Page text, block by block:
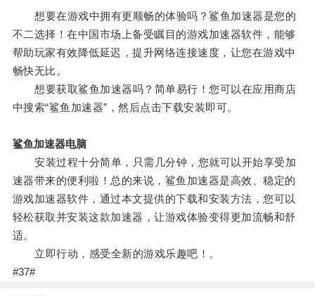
想要在游戏中拥有更顺畅的体验吗？鲨鱼加速器是您的
不二选择！在中国市场上备受瞩目的游戏加速器软件，能够
帮助玩家有效降低延迟，提升网络连接速度，让您在游戏中
畅快无比。
想要获取鲨鱼加速器吗？简单易行！您可以在应用商店
中搜索“鲨鱼加速器”，然后点击下载安装即可。
鲨鱼加速器电脑
安装过程十分简单，只需几分钟，您就可以开始享受加
速器带来的便利啦！总的来说，鲨鱼加速器是高效、稳定的
游戏加速器软件，通过本文提供的下载和安装方法，您可以
轻松获取并安装这款加速器，让游戏体验变得更加流畅和舒
适。
立即行动，感受全新的游戏乐趣吧！。
#37#